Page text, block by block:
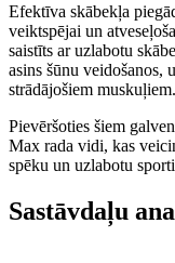
Efektīva skābekļa
veiktspējai un
saistīts ar uzlabotu
asins šūnu veidošanos,
strādājošiem muskuļiem.
Pievēršoties šiem
Max rada vidi, kas
spēku un uzlabotu
Sastāvdaļu